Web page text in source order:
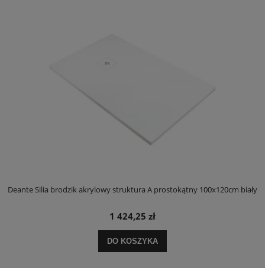
Deante Silia brodzik akrylowy struktura A prostokątny 100x120cm biały
1 424,25 zł
DO KOSZYKA